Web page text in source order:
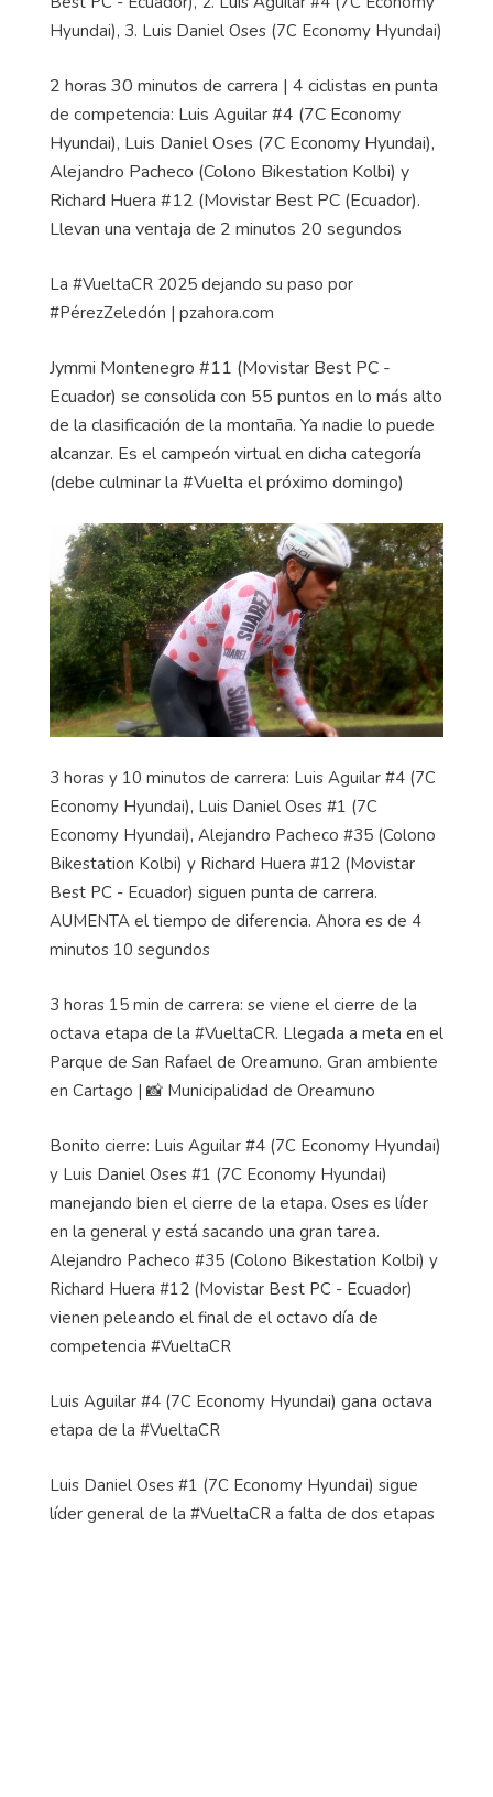
Hyundai), 3. Luis Daniel Oses (7C Economy Hyundai)
2 horas 30 minutos de carrera | 4 ciclistas en punta
de competencia: Luis Aguilar #4 (7C Economy
Hyundai), Luis Daniel Oses (7C Economy Hyundai),
Alejandro Pacheco (Colono Bikestation Kolbi) y
Richard Huera #12 (Movistar Best PC (Ecuador).
Llevan una ventaja de 2 minutos 20 segundos
La #VueltaCR 2025 dejando su paso por
#PérezZeledón | pzahora.com
Jymmi Montenegro #11 (Movistar Best PC -
Ecuador) se consolida con 55 puntos en lo más alto
de la clasificación de la montaña. Ya nadie lo puede
alcanzar. Es el campeón virtual en dicha categoría
(debe culminar la #Vuelta el próximo domingo)
3 horas y 10 minutos de carrera: Luis Aguilar #4 (7C
Economy Hyundai), Luis Daniel Oses #1 (7C
Economy Hyundai), Alejandro Pacheco #35 (Colono
Bikestation Kolbi) y Richard Huera #12 (Movistar
Best PC - Ecuador) siguen punta de carrera.
AUMENTA el tiempo de diferencia. Ahora es de 4
minutos 10 segundos
3 horas 15 min de carrera: se viene el cierre de la
octava etapa de la #VueltaCR. Llegada a meta en el
Parque de San Rafael de Oreamuno. Gran ambiente
en Cartago | 📸 Municipalidad de Oreamuno
Bonito cierre: Luis Aguilar #4 (7C Economy Hyundai)
y Luis Daniel Oses #1 (7C Economy Hyundai)
manejando bien el cierre de la etapa. Oses es líder
en la general y está sacando una gran tarea.
Alejandro Pacheco #35 (Colono Bikestation Kolbi) y
Richard Huera #12 (Movistar Best PC - Ecuador)
vienen peleando el final de el octavo día de
competencia #VueltaCR
Luis Aguilar #4 (7C Economy Hyundai) gana octava
etapa de la #VueltaCR
Luis Daniel Oses #1 (7C Economy Hyundai) sigue
líder general de la #VueltaCR a falta de dos etapas